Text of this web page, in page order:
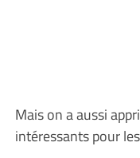
Mais on a aussi
intéressants pour